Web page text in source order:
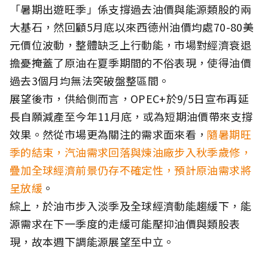
「暑期出遊旺季」係支撐過去油價與能源類股的兩
大基石，然回顧5月底以來西德州油價均處70-80美
元價位波動，整體缺乏上行動能，市場對經濟衰退
擔憂掩蓋了原油在夏季期間的不俗表現，使得油價
過去3個月均無法突破盤整區間。
展望後市，供給側而言，OPEC+於9/5日宣布再延
長自願減產至今年11月底，或為短期油價帶來支撐
效果。然從市場更為關注的需求面來看， 隨暑期旺
季的結束，汽油需求回落與煉油廠步入秋季歲修，
疊加全球經濟前景仍存不確定性，預計原油需求將
呈放緩 。
綜上，於油市步入淡季及全球經濟動能趨緩下，能
源需求在下一季度的走緩可能壓抑油價與類股表
現，故本週下調能源展望至中立。